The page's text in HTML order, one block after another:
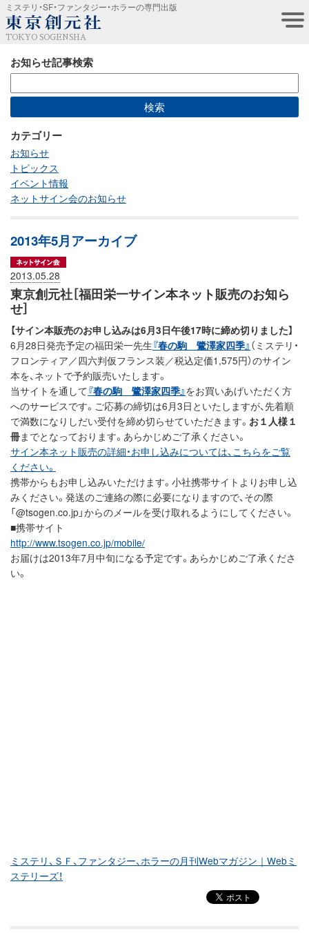
ミステリ・SF・ファンタジー・ホラーの専門出版
TOKYO SOGENSHA
お知らせ記事検索
カテゴリー
お知らせ
トピックス
イベント情報
ネットサイン会のお知らせ
2013年5月アーカイブ
2013.05.28
東京創元社［福田栄一サイン本ネット販売のお知ら
せ］
【サイン本販売のお申し込みは6月3日午後17時に締め切りました】
6月28日発売予定の福田栄一先生『春の駒 鷺澤家四季』 （ミステリ・
フロンティア／四六判仮フランス装／税込定価1,575円）のサイン
本を、ネットで予約販売いたします。
当サイトを通して『春の駒 鷺澤家四季』をお買いあげいただく方
へのサービスです。ご応募の締切は6月3日といたしますが、先着順
で満数になりしだい受付を締め切らせていただきます。 お１人様１
冊までとなっております。あらかじめご了承ください。
サイン本ネット販売の詳細・お申し込みについては、こちらをご覧
ください。
携帯からもお申し込みいただけます。小社携帯サイトよりお申し込
みください。発送のご連絡の際に必要になりますので、その際
「@tsogen.co.jp」からのメールを受け取れるようにしてください。
■携帯サイト
http://www.tsogen.co.jp/mobile/
お届けは2013年7月中旬になる予定です。あらかじめご了承くださ
い。
ミステリ、ＳＦ、ファンタジー、ホラーの月刊Webマガジン｜Webミ
ステリーズ！